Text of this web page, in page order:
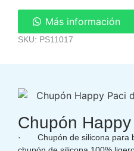
Más información
SKU: PS11017
Chupón
· Chupón de silicona para